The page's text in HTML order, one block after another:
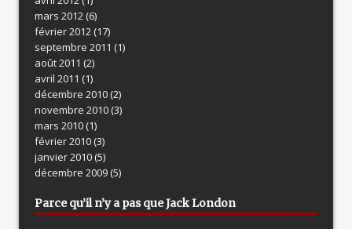
mars 2012(6)
février 2012(17)
septembre 2011 (1)
août 2011 (2)
avril 2011 (1)
décembre 2010(2)
novembre 2010(3)
mars 2010(1)
février 2010(3)
janvier 2010(5)
décembre 2009(5)
Parce qu’il n’y a pas que Jack London